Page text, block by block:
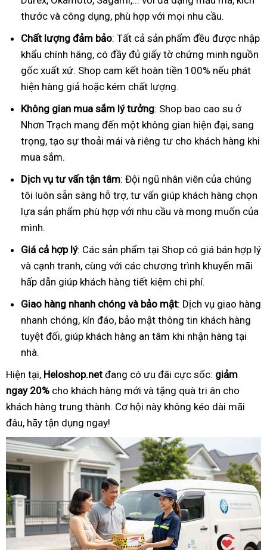
thước và công dụng, phù hợp với mọi nhu cầu.
Chất lượng đảm bảo: Tất cả sản phẩm đều được nhập
khẩu chính hãng, có đầy đủ giấy tờ chứng minh nguồn
gốc xuất xứ. Shop cam kết hoàn tiền 100% nếu phát
hiện hàng giả hoặc kém chất lượng.
Không gian mua sắm lý tưởng: Shop bao cao su ở
Nhơn Trạch mang đến một không gian hiện đại, sang
trọng, tạo sự thoải mái và riêng tư cho khách hàng khi
mua sắm.
Dịch vụ tư vấn tận tâm: Đội ngũ nhân viên của chúng
tôi luôn sẵn sàng hỗ trợ, tư vấn giúp khách hàng chọn
lựa sản phẩm phù hợp với nhu cầu và mong muốn của
mình.
Giá cả hợp lý: Các sản phẩm tại Shop có giá bán hợp lý
và cạnh tranh, cùng với các chương trình khuyến mãi
hấp dẫn giúp khách hàng tiết kiệm chi phí.
Giao hàng nhanh chóng và bảo mật: Dịch vụ giao hàng
nhanh chóng, kín đáo, bảo mật thông tin khách hàng
tuyệt đối, giúp khách hàng an tâm khi nhận hàng tại
nhà.
Hiện tại, Heloshop.net đang có ưu đãi cực sốc: giảm
ngay 20% cho khách hàng mới và tặng quà tri ân cho
khách hàng trung thành. Cơ hội này không kéo dài mãi
đâu, hãy tận dụng ngay!